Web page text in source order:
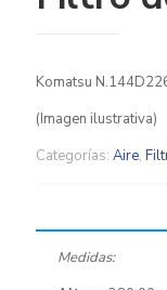
Komatsu
(Imagen ilustrativa)
Categorías: Aire,
Medidas: